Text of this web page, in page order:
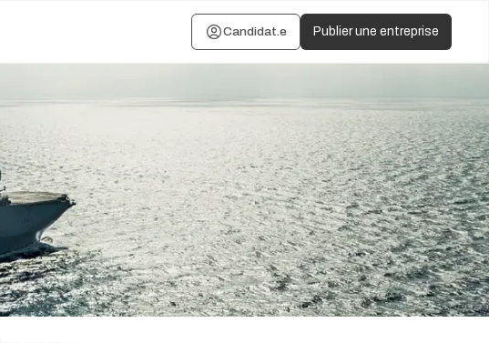
Candidat.e Publier une entreprise